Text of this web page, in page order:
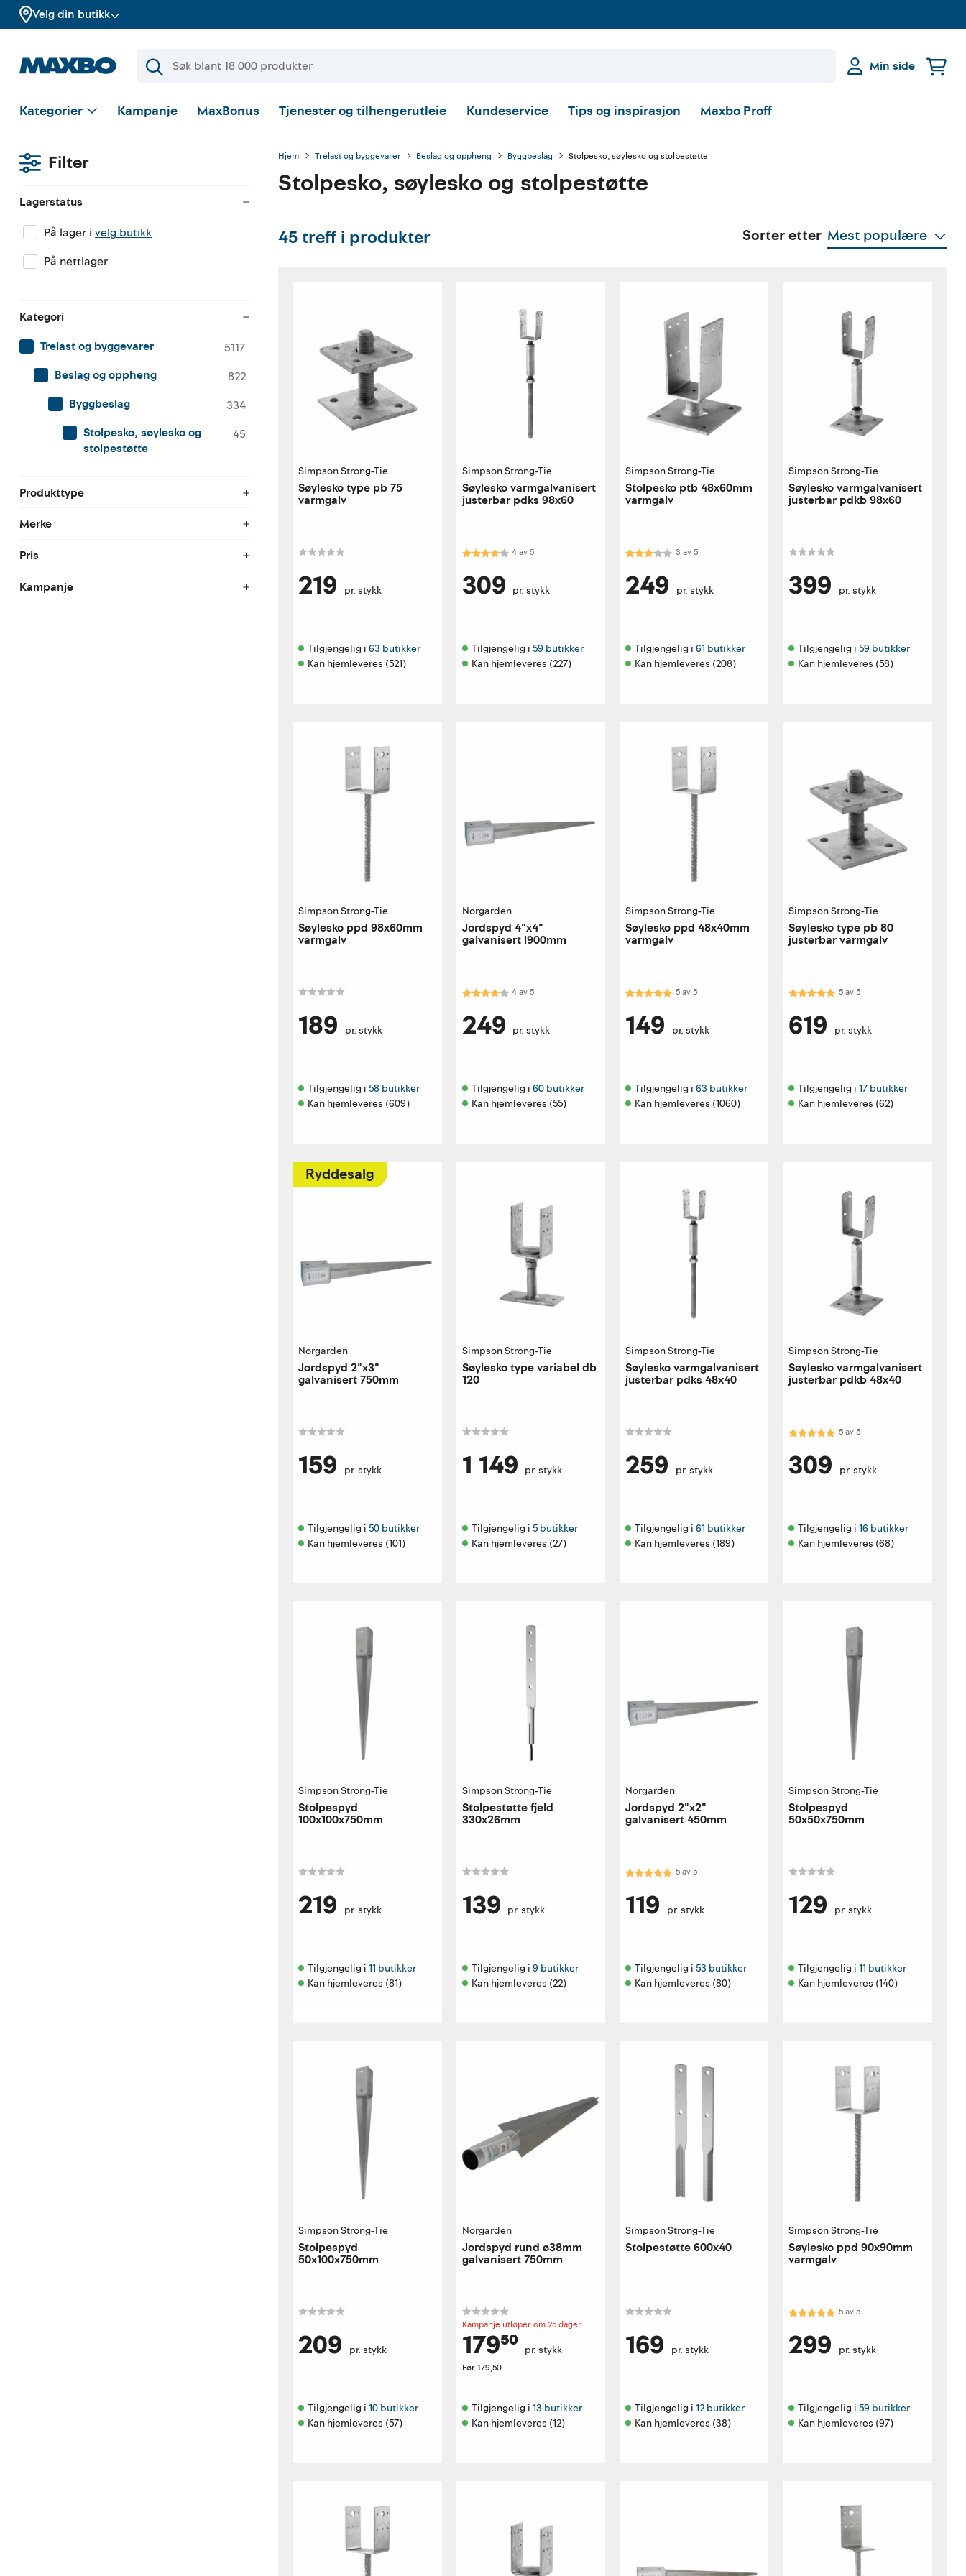
Velg din butikk
Min side
Kategorier Kampanje MaxBonus Tjenester og tilhengerutleie Kundeservice Tips og inspirasjon Maxbo Proff
Filter
Lagerstatus
På lager ivelg butikk
På nettlager
Kategori
Trelast og byggevarer
5117
Beslag og oppheng
822
Byggbeslag
334
Stolpesko, søylesko og
stolpestøtte
45
Produkttype
Merke
Pris
Kampanje
Hjem Trelast og byggevarer Beslag og oppheng Byggbeslag Stolpesko, søylesko og stolpestøtte
Stolpesko, søylesko og stolpestøtte
45treff i produkter Sorter etter Mest populære
Simpson Strong-Tie
Søylesko type pb 75
varmgalv
219 pr. stykk
Tilgjengelig i 63 butikker
Kan hjemleveres (521)
Simpson Strong-Tie
Søylesko varmgalvanisert
justerbar pdks 98x60
Karakter:4.0 av 5 mulige
4av5
309 pr. stykk
Tilgjengelig i 59 butikker
Kan hjemleveres (227)
Simpson Strong-Tie
Stolpesko ptb 48x60mm
varmgalv
Karakter:3.0 av 5 mulige
3 av5
249 pr. stykk
Tilgjengelig i 61 butikker
Kan hjemleveres (208)
Simpson Strong-Tie
Søylesko varmgalvanisert
justerbar pdkb 98x60
399 pr. stykk
Tilgjengelig i 59 butikker
Kan hjemleveres (58)
Simpson Strong-Tie
Søylesko ppd 98x60mm
varmgalv
189 pr. stykk
Tilgjengelig i 58 butikker
Kan hjemleveres (609)
Norgarden
Jordspyd 4"x4"
galvanisert l900mm
Karakter:4.0 av 5 mulige
4av5
249 pr. stykk
Tilgjengelig i 60 butikker
Kan hjemleveres (55)
Simpson Strong-Tie
Søylesko ppd 48x40mm
varmgalv
Karakter:5.0 av 5 mulige
5av5
149 pr. stykk
Tilgjengelig i 63 butikker
Kan hjemleveres (1060)
Simpson Strong-Tie
Søylesko type pb 80
justerbar varmgalv
Karakter:5.0 av 5 mulige
5av5
619 pr. stykk
Tilgjengelig i 17 butikker
Kan hjemleveres (62)
Ryddesalg
Norgarden
Jordspyd 2"x3"
galvanisert 750mm
159 pr. stykk
Tilgjengelig i 50 butikker
Kan hjemleveres (101)
Simpson Strong-Tie
Søylesko type variabel db
120
1 149 pr. stykk
Tilgjengelig i 5 butikker
Kan hjemleveres (27)
Simpson Strong-Tie
Søylesko varmgalvanisert
justerbar pdks 48x40
259 pr. stykk
Tilgjengelig i 61 butikker
Kan hjemleveres (189)
Simpson Strong-Tie
Søylesko varmgalvanisert
justerbar pdkb 48x40
Karakter:5.0 av 5 mulige
5av5
309 pr. stykk
Tilgjengelig i 16 butikker
Kan hjemleveres (68)
Simpson Strong-Tie
Stolpespyd
100x100x750mm
219 pr. stykk
Tilgjengelig i 11 butikker
Kan hjemleveres (81)
Simpson Strong-Tie
Stolpestøtte fjeld
330x26mm
139 pr. stykk
Tilgjengelig i 9 butikker
Kan hjemleveres (22)
Norgarden
Jordspyd 2"x2"
galvanisert 450mm
Karakter:5.0 av 5 mulige
5av5
119 pr. stykk
Tilgjengelig i 53 butikker
Kan hjemleveres (80)
Simpson Strong-Tie
Stolpespyd
50x50x750mm
129 pr. stykk
Tilgjengelig i 11 butikker
Kan hjemleveres (140)
Simpson Strong-Tie
Stolpespyd
50x100x750mm
209 pr. stykk
Tilgjengelig i 10 butikker
Kan hjemleveres (57)
Norgarden
Jordspyd rund ø38mm
galvanisert 750mm
Kampanje utløper om 25 dager
179⁵⁰ pr. stykk
Før 179,50
Tilgjengelig i 13 butikker
Kan hjemleveres (12)
Simpson Strong-Tie
Stolpestøtte 600x40
169 pr. stykk
Tilgjengelig i 12 butikker
Kan hjemleveres (38)
Simpson Strong-Tie
Søylesko ppd 90x90mm
varmgalv
Karakter:5.0 av 5 mulige
5av5
299 pr. stykk
Tilgjengelig i 59 butikker
Kan hjemleveres (97)